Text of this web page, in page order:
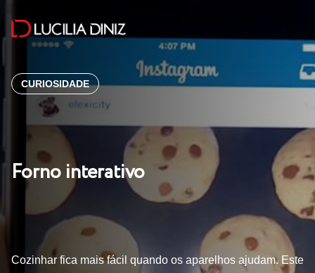
CURIOSIDADE
Forno interativo
Cozinhar fica mais fácil quando os aparelhos ajudam. Este